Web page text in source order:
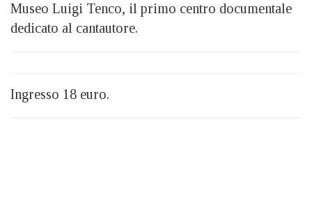
Museo Luigi Tenco, il primo centro documentale
dedicato al cantautore.
Ingresso 18 euro.